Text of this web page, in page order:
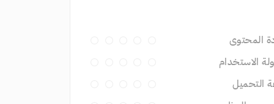
المحتوى
الاستخدام
التحميل